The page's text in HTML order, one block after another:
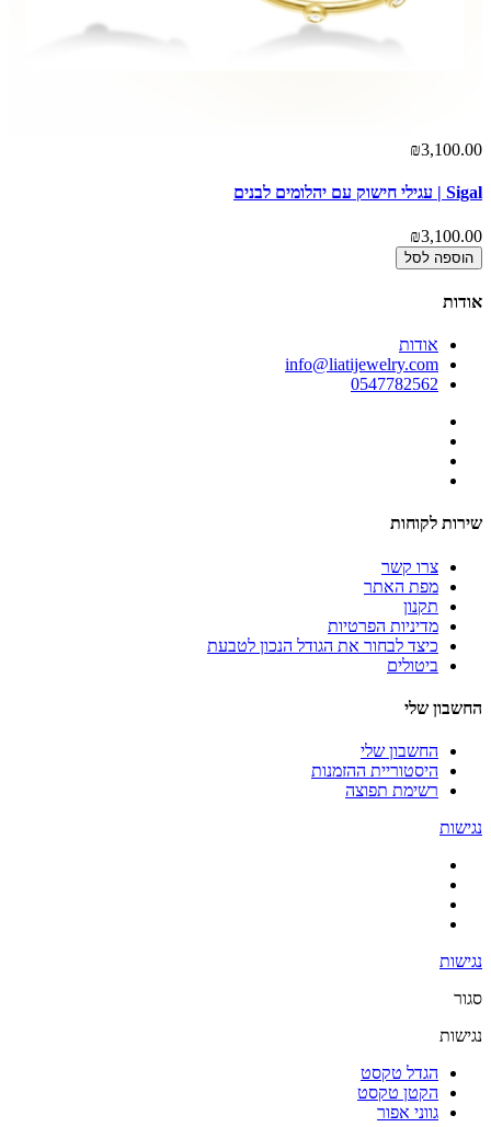
₪3,100.00
Sigal | עגילי חישוק עם יהלומים לבנים
₪3,100.00
הוספה לסל
אודות
אודות
info@liatijewelry.com
0547782562
שירות לקוחות
צרו קשר
מפת האתר
תקנון
מדיניות הפרטיות
כיצד לבחור את הגודל הנכון לטבעת
ביטולים
החשבון שלי
החשבון שלי
היסטוריית ההזמנות
רשימת תפוצה
נגישות
נגישות
סגור
נגישות
הגדל טקסט
הקטן טקסט
גווני אפור